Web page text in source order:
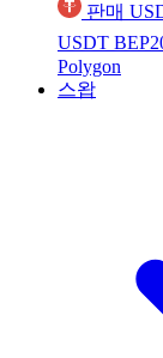
판매
USDT
Polygon
스왑